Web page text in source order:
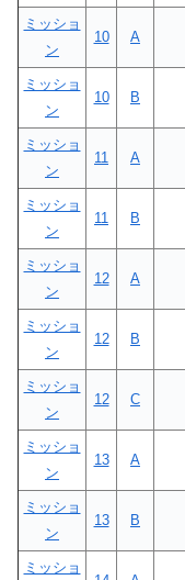
ミッショ
ン
10 A
ミッショ
ン
10 B
ミッショ
ン
11 A
ミッショ
ン
11 B
ミッショ
ン
12 A
ミッショ
ン
12 B
ミッショ
ン
12 C
ミッショ
ン
13 A
ミッショ
ン
13 B
ミッショ